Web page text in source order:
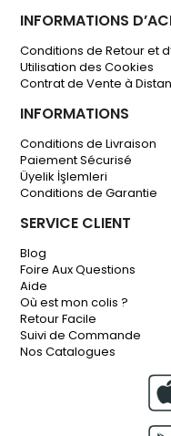
INFORMATIONS
Conditions de Retour et
Utilisation des Cookies
Contrat de Vente à
INFORMATIONS
Conditions de Livraison
Paiement Sécurisé
Üyelik İşlemleri
Conditions de Garantie
SERVICE CLIENT
Blog
Foire Aux Questions
Aide
Où est mon colis ?
Retour Facile
Suivi de Commande
Nos Catalogues